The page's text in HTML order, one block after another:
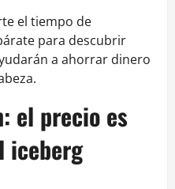
el tiempo de
para descubrir
a ahorrar dinero
el precio es
iceberg